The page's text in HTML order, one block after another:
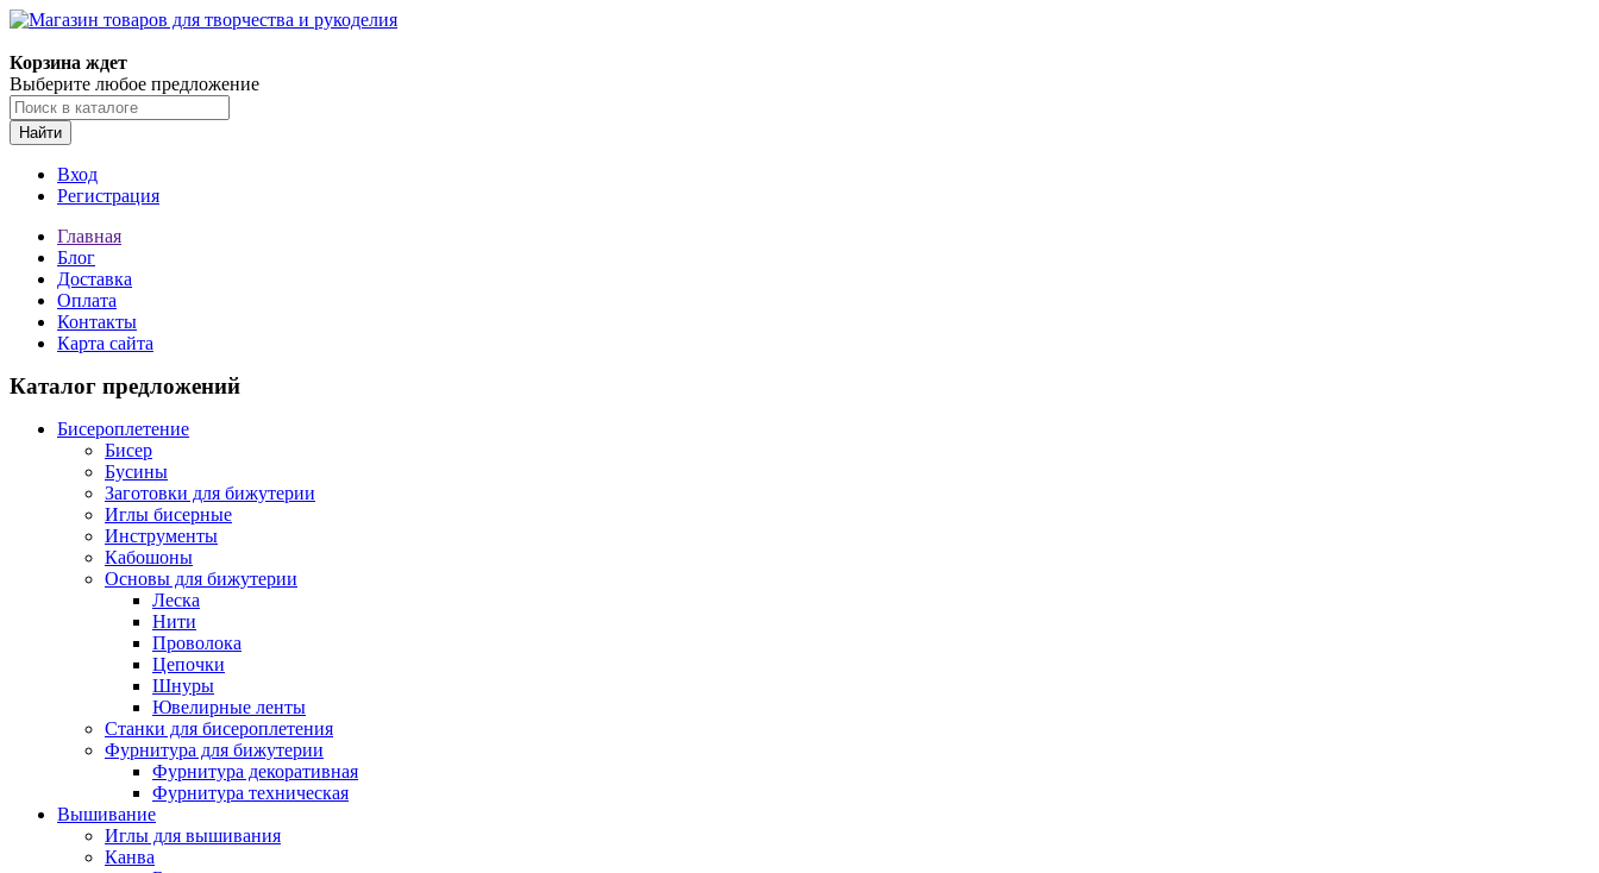
Корзина ждет
Выберите любое предложение
Найти
Вход
Регистрация
Главная
Блог
Доставка
Оплата
Контакты
Карта сайта
Каталог предложений
Бисероплетение
Бисер
Бусины
Заготовки для бижутерии
Иглы бисерные
Инструменты
Кабошоны
Основы для бижутерии
Леска
Нити
Проволока
Цепочки
Шнуры
Ювелирные ленты
Станки для бисероплетения
Фурнитура для бижутерии
Фурнитура декоративная
Фурнитура техническая
Вышивание
Иглы для вышивания
Канва